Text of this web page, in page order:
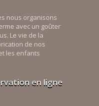
nous organisons
avec un goûter
Le vie de la
de nos
les enfants
en ligne